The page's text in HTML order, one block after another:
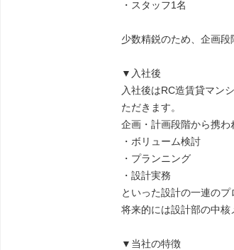
・スタッフ1名
少数精鋭のため、企画段
▼入社後
入社後はRC造賃貸マン
ただきます。
企画・計画段階から携わ
・ボリューム検討
・プランニング
・設計実務
といった設計の一連のプ
将来的には設計部の中核
▼当社の特徴